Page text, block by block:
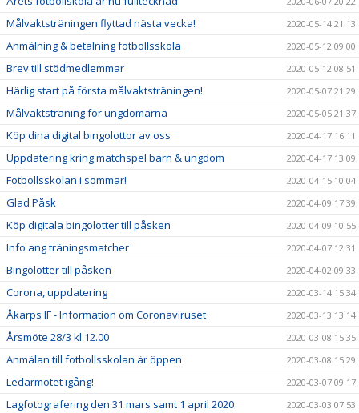
Målvaktsträningen flyttad nästa vecka! 2020-05-14 21:13
Anmälning & betalning fotbollsskola 2020-05-12 09:00
Brev till stödmedlemmar 2020-05-12 08:51
Härlig start på första målvaktsträningen! 2020-05-07 21:29
Målvaktsträning för ungdomarna 2020-05-05 21:37
Köp dina digital bingolottor av oss 2020-04-17 16:11
Uppdatering kring matchspel barn & ungdom 2020-04-17 13:09
Fotbollsskolan i sommar! 2020-04-15 10:04
Glad Påsk 2020-04-09 17:39
Köp digitala bingolotter till påsken 2020-04-09 10:55
Info ang träningsmatcher 2020-04-07 12:31
Bingolotter till påsken 2020-04-02 09:33
Corona, uppdatering 2020-03-14 15:34
Åkarps IF - Information om Coronaviruset 2020-03-13 13:14
Årsmöte 28/3 kl 12.00 2020-03-08 15:35
Anmälan till fotbollsskolan är öppen 2020-03-08 15:29
Ledarmötet igång! 2020-03-07 09:17
Lagfotografering den 31 mars samt 1 april 2020 2020-03-03 07:53